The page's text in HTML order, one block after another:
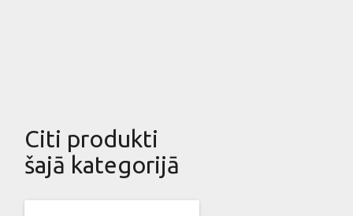
Citi produkti
šajā kategorijā